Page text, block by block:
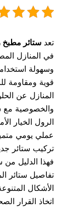
تعد ستائر
في المنازل
وسهولة
قوية ومقاومة
المنازل عن
والخصوصية مع
الرول الخيار
عملي يومي
تركيب ستائر
فهذا الدليل
تفاصيل ستائر
الأشكال
اتخاذ القرار